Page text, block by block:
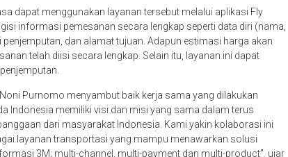
dapat menggunakan layanan tersebut melalui aplikasi Fly
informasi pemesanan secara lengkap seperti data diri (nama,
dan alamat tujuan. Adapun estimasi harga akan
telah diisi secara lengkap. Selain itu, layanan ini dapat
Purnomo menyambut baik kerja sama yang dilakukan
Indonesia memiliki visi dan misi yang sama dalam terus
dari masyarakat Indonesia. Kami yakin kolaborasi ini
layanan transportasi yang mampu menawarkan solusi
3M; multi-channel, multi-payment dan multi-product”. ujar